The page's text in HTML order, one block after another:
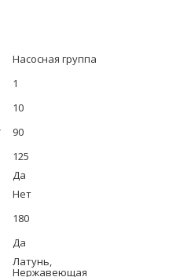
Насосная группа
1
10
90
125
Да
Нет
180
Да
Латунь,
Нержавеющая